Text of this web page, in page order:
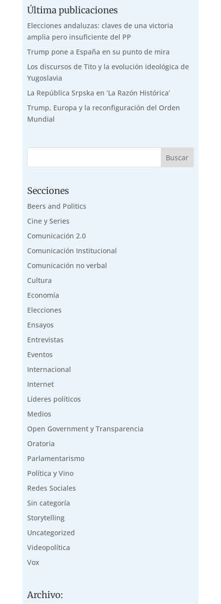
Última publicaciones
Elecciones andaluzas: claves de una victoria
amplia pero insuficiente del PP
Trump pone a España en su punto de mira
Los discursos de Tito y la evolución ideológica de
Yugoslavia
La República Srpska en ‘La Razón Histórica’
Trump, Europa y la reconfiguración del Orden
Mundial
Secciones
Beers and Politics
Cine y Series
Comunicación 2.0
Comunicación Institucional
Comunicación no verbal
Cultura
Economía
Elecciones
Ensayos
Entrevistas
Eventos
Internacional
Internet
Líderes políticos
Medios
Open Government y Transparencia
Oratoria
Parlamentarismo
Política y Vino
Redes Sociales
Sin categoría
Storytelling
Uncategorized
Videopolítica
Vox
Archivo: